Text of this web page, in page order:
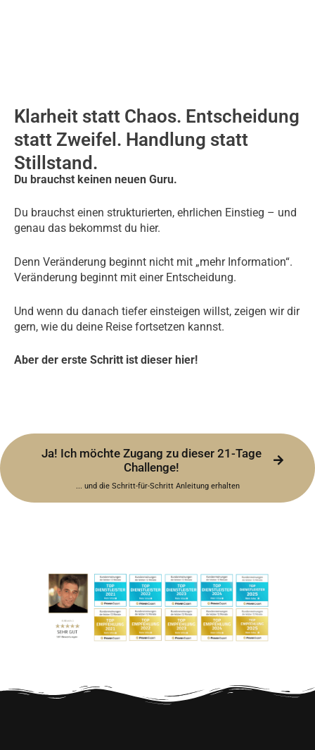
Klarheit statt Chaos. Entscheidung
statt Zweifel. Handlung statt
Stillstand.
Du brauchst keinen neuen Guru.
Du brauchst einen strukturierten, ehrlichen Einstieg – und
genau das bekommst du hier.
Denn Veränderung beginnt nicht mit „mehr Information“.
Veränderung beginnt mit einer Entscheidung.
Und wenn du danach tiefer einsteigen willst, zeigen wir dir
gern, wie du deine Reise fortsetzen kannst.
Aber der erste Schritt ist dieser hier!
Ja! Ich möchte Zugang zu dieser 21-Tage
Challenge!
... und die Schritt-für-Schritt Anleitung erhalten